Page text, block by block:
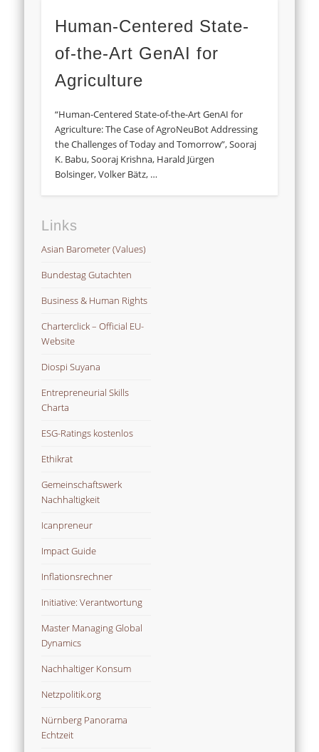
Human-Centered State-
of-the-Art GenAI for
Agriculture
“Human-Centered State-of-the-Art GenAI for
Agriculture: The Case of AgroNeuBot Addressing
the Challenges of Today and Tomorrow”, Sooraj
K. Babu, Sooraj Krishna, Harald Jürgen
Bolsinger, Volker Bätz, …
Links
Asian Barometer (Values)
Bundestag Gutachten
Business & Human Rights
Charterclick – Official EU-
Website
Diospi Suyana
Entrepreneurial Skills
Charta
ESG-Ratings kostenlos
Ethikrat
Gemeinschaftswerk
Nachhaltigkeit
Icanpreneur
Impact Guide
Inflationsrechner
Initiative: Verantwortung
Master Managing Global
Dynamics
Nachhaltiger Konsum
Netzpolitik.org
Nürnberg Panorama
Echtzeit